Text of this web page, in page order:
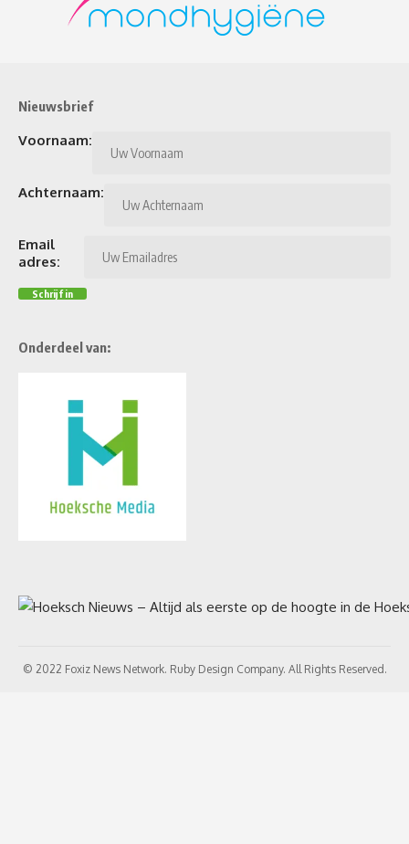
Nieuwsbrief
Voornaam:
Achternaam:
Email
adres:
Onderdeel van:
© 2022 Foxiz News Network. Ruby Design Company. All Rights Reserved.